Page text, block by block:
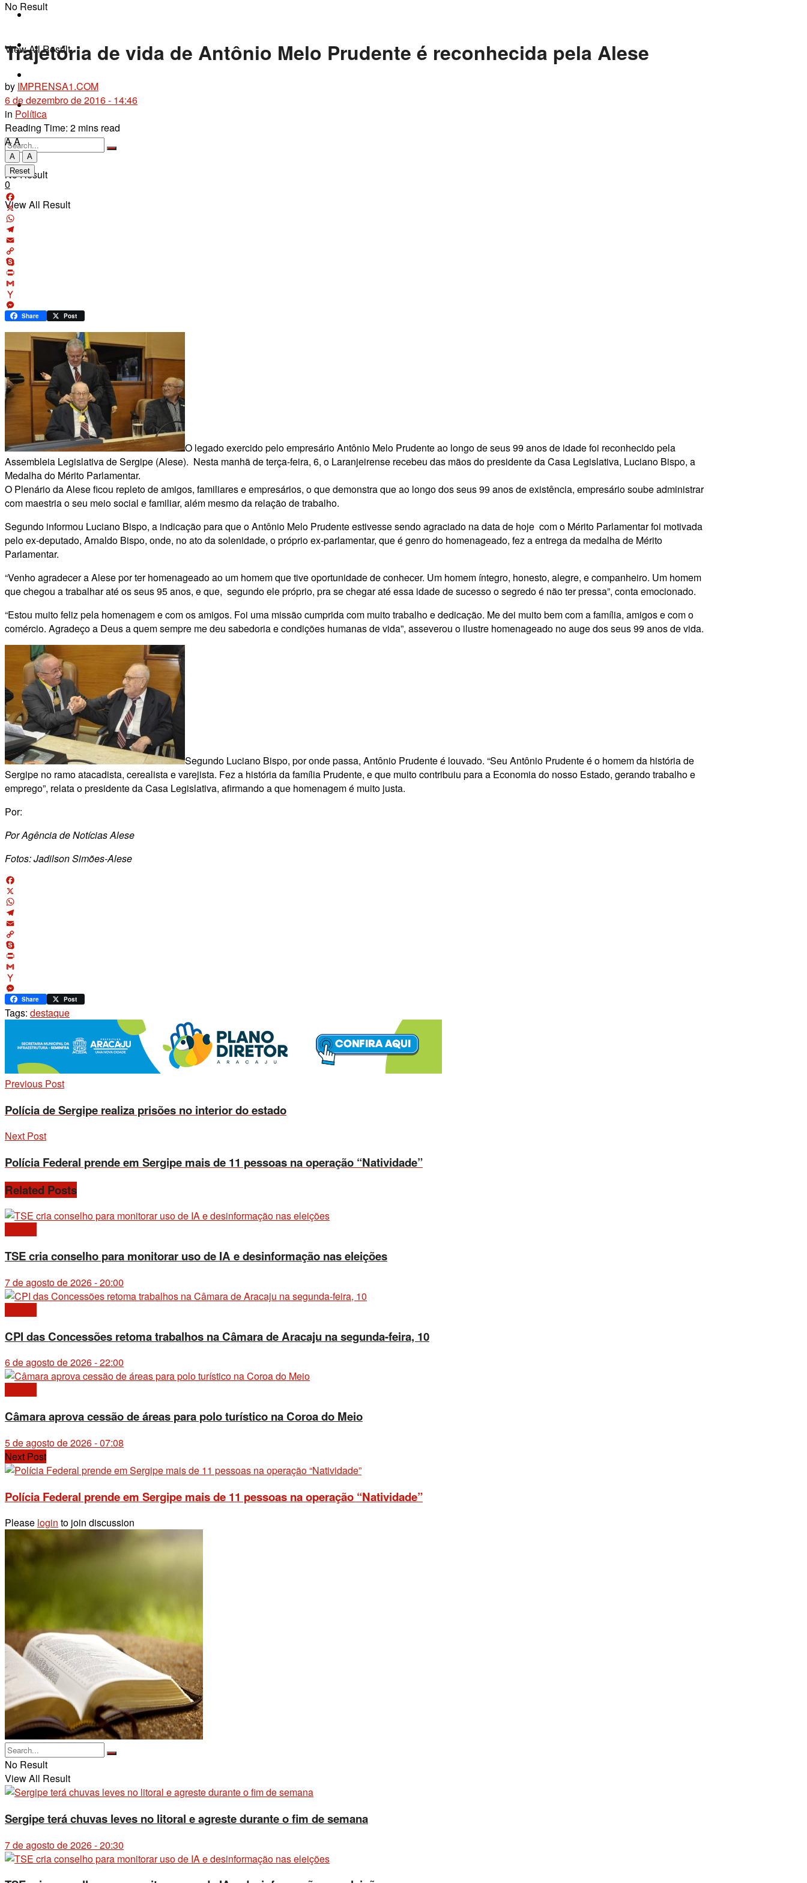
Fique por Dentro
Últimas Notícias
+55 79 9 9192-2911
No Result
View All Result
No Result
View All Result
Trajetória de vida de Antônio Melo Prudente é reconhecida pela Alese
by IMPRENSA1.COM
6 de dezembro de 2016 - 14:46
in Política
Reading Time: 2 mins read
AA
A
A
Reset
0
Facebook
X
WhatsApp
Telegram
Email
Copy
Link
Skype
Print
Gmail
Yahoo
Mail
Messenger
Share Post
O legado exercido pelo empresário Antônio Melo Prudente ao longo de seus 99 anos de idade foi reconhecido pela
Assembleia Legislativa de Sergipe (Alese). Nesta manhã de terça-feira, 6, o Laranjeirense recebeu das mãos do presidente da Casa Legislativa, Luciano Bispo, a
Medalha do Mérito Parlamentar.
O Plenário da Alese ficou repleto de amigos, familiares e empresários, o que demonstra que ao longo dos seus 99 anos de existência, empresário soube administrar
com maestria o seu meio social e familiar, além mesmo da relação de trabalho.
Segundo informou Luciano Bispo, a indicação para que o Antônio Melo Prudente estivesse sendo agraciado na data de hoje com o Mérito Parlamentar foi motivada
pelo ex-deputado, Arnaldo Bispo, onde, no ato da solenidade, o próprio ex-parlamentar, que é genro do homenageado, fez a entrega da medalha de Mérito
Parlamentar.
“Venho agradecer a Alese por ter homenageado ao um homem que tive oportunidade de conhecer. Um homem íntegro, honesto, alegre, e companheiro. Um homem
que chegou a trabalhar até os seus 95 anos, e que, segundo ele próprio, pra se chegar até essa idade de sucesso o segredo é não ter pressa”, conta emocionado.
“Estou muito feliz pela homenagem e com os amigos. Foi uma missão cumprida com muito trabalho e dedicação. Me dei muito bem com a família, amigos e com o
comércio. Agradeço a Deus a quem sempre me deu sabedoria e condições humanas de vida”, asseverou o ilustre homenageado no auge dos seus 99 anos de vida.
Segundo Luciano Bispo, por onde passa, Antônio Prudente é louvado. “Seu Antônio Prudente é o homem da história de
Sergipe no ramo atacadista, cerealista e varejista. Fez a história da família Prudente, e que muito contribuiu para a Economia do nosso Estado, gerando trabalho e
emprego”, relata o presidente da Casa Legislativa, afirmando a que homenagem é muito justa.
Por:
Por Agência de Notícias Alese
Fotos: Jadilson Simões-Alese
Facebook
X
WhatsApp
Telegram
Email
Copy
Link
Skype
Print
Gmail
Yahoo
Mail
Messenger
Share Post
Tags: destaque
Previous Post
Polícia de Sergipe realiza prisões no interior do estado
Next Post
Polícia Federal prende em Sergipe mais de 11 pessoas na operação “Natividade”
Related Posts
TSE cria conselho para monitorar uso de IA e desinformação nas eleições
7 de agosto de 2026 - 20:00
CPI das Concessões retoma trabalhos na Câmara de Aracaju na segunda-feira, 10
6 de agosto de 2026 - 22:00
Câmara aprova cessão de áreas para polo turístico na Coroa do Meio
5 de agosto de 2026 - 07:08
Next Post
Polícia Federal prende em Sergipe mais de 11 pessoas na operação “Natividade”
Please login to join discussion
No Result
View All Result
Sergipe terá chuvas leves no litoral e agreste durante o fim de semana
7 de agosto de 2026 - 20:30